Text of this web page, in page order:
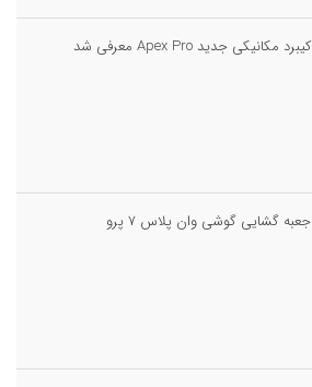
کیبرد مکانیکی جدید Apex Pro معرفی شد
جعبه گشایی گوشی وان پلاس ۷ پرو